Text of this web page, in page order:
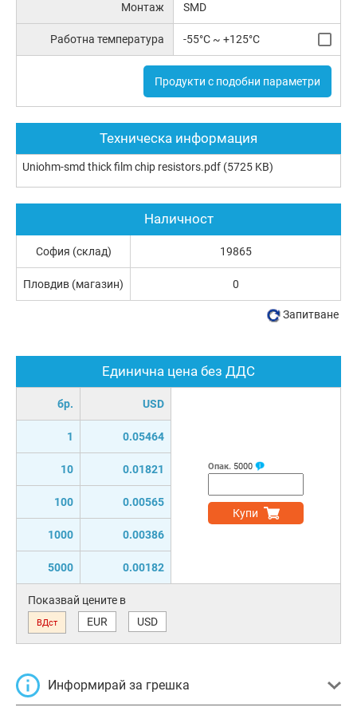
Монтаж SMD
Работна температура -55°C ~ +125°C
Продукти с подобни параметри
Техническа информация
Uniohm-smd thick film chip resistors.pdf (5725 KB)
Единична цена без ДДС
бр. USD
1 0.05464
10 0.01821
100 0.00565
1000 0.00386
5000 0.00182
Опак. 5000
Купи
Показвай цените в
ВДст EUR USD
Информирай за грешка
Наличност
София (склад) 19865
Пловдив (магазин) 0
Запитване